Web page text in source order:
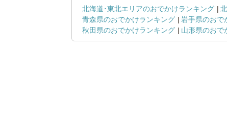
北海道･東北エリアのおでかけランキング
青森県のおでかけランキング
岩手県のおで
秋田県のおでかけランキング
山形県のおで